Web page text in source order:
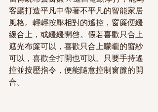
客廳打造平凡中帶著不平凡的智能家居
風格。輕輕按壓相對的遙控，窗簾便緩
緩合上，或緩緩開啓。假若喜歡只合上
遮光布簾可以，喜歡只合上矇矓的窗紗
可以，喜歡全打開也可以。只要手持遙
控並按壓指令，便能隨意控制窗簾的開
合。